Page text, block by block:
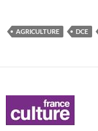
AGRICULTURE DCE